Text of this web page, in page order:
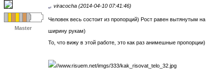
Master
↵ viracocha (2014-04-10 07:41:46)
Человек весь состоит из пропорций) Рост равен вытянутым на
ширину рукам)
То, что вижу в этой работе, это как раз анимешные пропорции)